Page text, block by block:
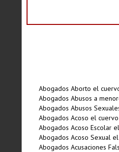
Abogados Aborto el
Abogados Abusos a
Abogados Abusos
Abogados Acoso el
Abogados Acoso Escolar
Abogados Acoso Sexual
Abogados Acusaciones